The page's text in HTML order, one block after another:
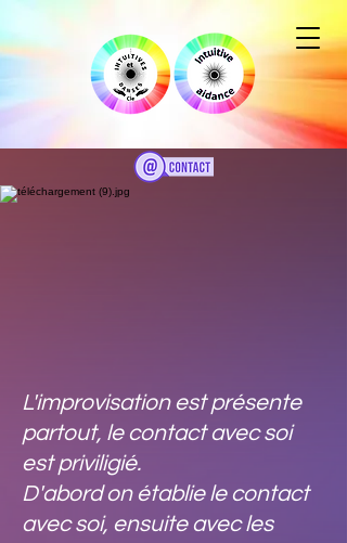
L'improvisation est présente
partout, le contact avec soi
est priviligié.
D'abord on établie le contact
avec soi, ensuite avec les